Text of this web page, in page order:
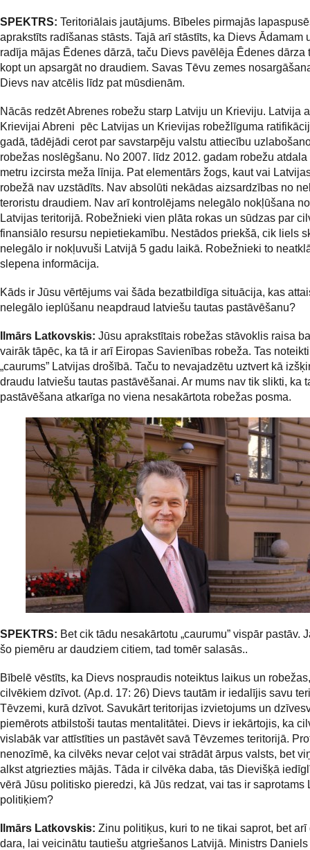
SPEKTRS: Teritoriālais jautājums. Bībeles pirmajās
aprakstīts radīšanas stāsts. Tajā arī stāstīts, ka Dievs Ādamam
radīja mājas Ēdenes dārzā, taču Dievs pavēlēja Ēdenes dārza
kopt un apsargāt no draudiem. Savas Tēvu zemes
Dievs nav atcēlis līdz pat mūsdienām.
Nācās redzēt Abrenes robežu starp Latviju un Krieviju. Latvija
Krievijai Abreni pēc Latvijas un Krievijas robežlīguma
gadā, tādējādi cerot par savstarpēju valstu attiecību
robežas noslēgšanu. No 2007. līdz 2012. gadam robežu atdala
metru izcirsta meža līnija. Pat elementārs žogs, kaut vai
robežā nav uzstādīts. Nav absolūti nekādas aizsardzības no
teroristu draudiem. Nav arī kontrolējams nelegālo nokļūšana
Latvijas teritorijā. Robežnieki vien plāta rokas un sūdzas par
finansiālo resursu nepietiekamību. Nestādos priekšā, cik liels
nelegālo ir nokļuvuši Latvijā 5 gadu laikā. Robežnieki to
slepena informācija.
Kāds ir Jūsu vērtējums vai šāda bezatbildīga situācija, kas
nelegālo ieplūšanu neapdraud latviešu tautas pastāvēšanu?
Ilmārs Latkovskis: Jūsu aprakstītais robežas stāvoklis raisa
vairāk tāpēc, ka tā ir arī Eiropas Savienības robeža. Tas
„caurums” Latvijas drošībā. Taču to nevajadzētu uztvert kā
draudu latviešu tautas pastāvēšanai. Ar mums nav tik slikti, ka
pastāvēšana atkarīga no viena nesakārtota robežas posma.
SPEKTRS: Bet cik tādu nesakārtotu „caurumu” vispār pastāv.
šo piemēru ar daudziem citiem, tad tomēr salasās..
Bībelē vēstīts, ka Dievs nospraudis noteiktus laikus un
cilvēkiem dzīvot. (Ap.d. 17: 26) Dievs tautām ir iedalījis savu
Tēvzemi, kurā dzīvot. Savukārt teritorijas izvietojums un
piemērots atbilstoši tautas mentalitātei. Dievs ir iekārtojis, ka
vislabāk var attīstīties un pastāvēt savā Tēvzemes teritorijā.
nenozīmē, ka cilvēks nevar ceļot vai strādāt ārpus valsts, bet
alkst atgriezties mājās. Tāda ir cilvēka daba, tās Dievišķā
vērā Jūsu politisko pieredzi, kā Jūs redzat, vai tas ir saprotams
politiķiem?
Ilmārs Latkovskis: Zinu politiķus, kuri to ne tikai saprot, bet arī
dara, lai veicinātu tautiešu atgriešanos Latvijā. Ministrs